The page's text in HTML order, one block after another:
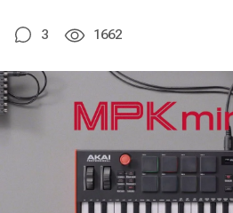
3 1662